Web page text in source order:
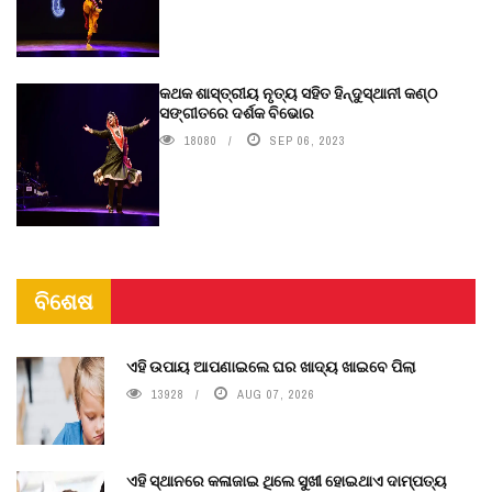
କଥକ ଶାସ୍ତ୍ରୀୟ ନୃତ୍ୟ ସହିତ ହିନ୍ଦୁସ୍ଥାନୀ କଣ୍ଠ
ସଙ୍ଗୀତରେ ଦର୍ଶକ ବିଭୋର
18080 SEP 06, 2023
ବିଶେଷ
ଏହି ଉପାୟ ଆପଣାଇଲେ ଘର ଖାଦ୍ୟ ଖାଇବେ ପିଲା
13928 AUG 07, 2026
ଏହି ସ୍ଥାନରେ କଳାଜାଇ ଥିଲେ ସୁଖୀ ହୋଇଥାଏ ଦାମ୍ପତ୍ୟ